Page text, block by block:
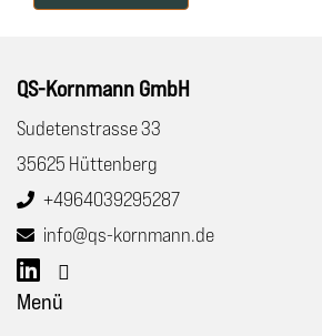
QS-Kornmann GmbH
Sudetenstrasse 33
35625 Hüttenberg
+4964039295287
info@qs-kornmann.de
Menü